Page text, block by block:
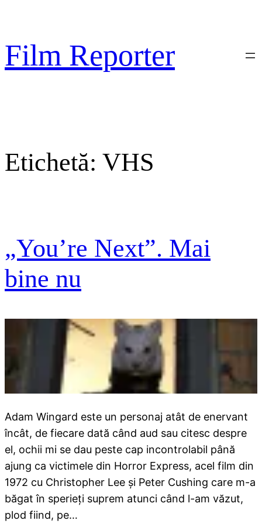
conținut
Film Reporter
Etichetă: VHS
„You’re Next”. Mai
bine nu
Adam Wingard este un personaj atât de enervant
încât, de fiecare dată când aud sau citesc despre
el, ochii mi se dau peste cap incontrolabil până
ajung ca victimele din Horror Express, acel film din
1972 cu Christopher Lee şi Peter Cushing care m-a
băgat în sperieţi suprem atunci când l-am văzut,
plod fiind, pe…